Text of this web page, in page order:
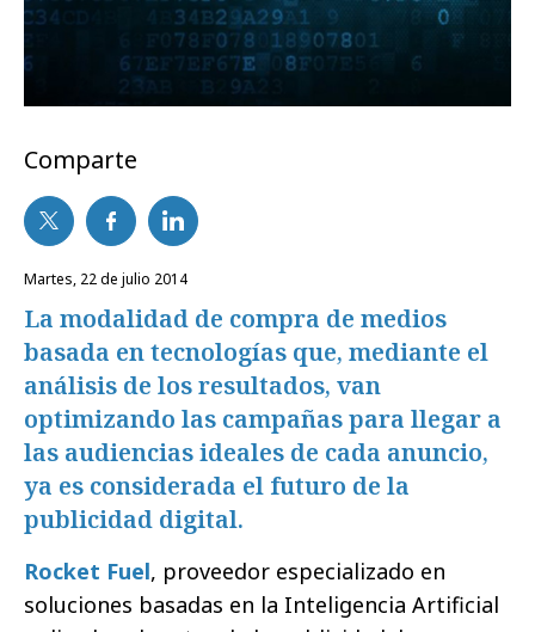
Comparte
martes, 22 de julio 2014
La modalidad de compra de medios
basada en tecnologías que, mediante el
análisis de los resultados, van
optimizando las campañas para llegar a
las audiencias ideales de cada anuncio,
ya es considerada el futuro de la
publicidad digital.
Rocket Fuel, proveedor especializado en
soluciones basadas en la Inteligencia Artificial